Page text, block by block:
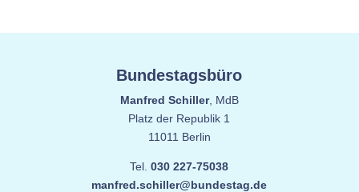
Bundestagsbüro
Manfred Schiller, MdB
Platz der Republik 1
11011 Berlin
Tel.030 227-75038
manfred.schiller@bundestag.de